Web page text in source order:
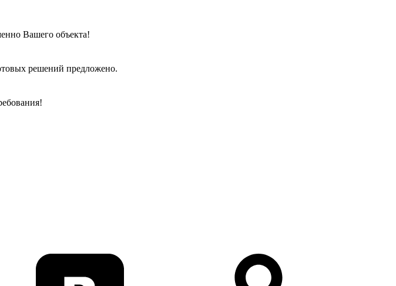
Вашего объекта!
решений предложено.